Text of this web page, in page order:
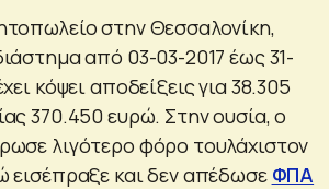
στην Θεσσαλονίκη,
από 03-03-2017 έως 31-
κόψει αποδείξεις για 38.305
370.450 ευρώ. Στην ουσία, ο
λιγότερο φόρο τουλάχιστον
εισέπραξε και δεν απέδωσε ΦΠΑ